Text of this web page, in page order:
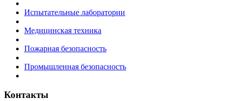
Испытательные лаборатории
Медицинская техника
Пожарная безопасность
Промышленная безопасность
Контакты